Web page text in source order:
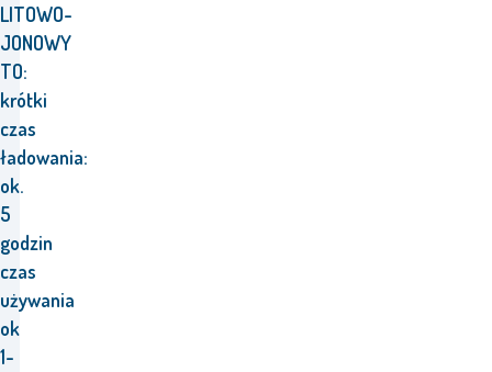
LITOWO-
JONOWY
TO:
krótki
czas
ładowania:
ok.
5
godzin
czas
używania
ok
1-